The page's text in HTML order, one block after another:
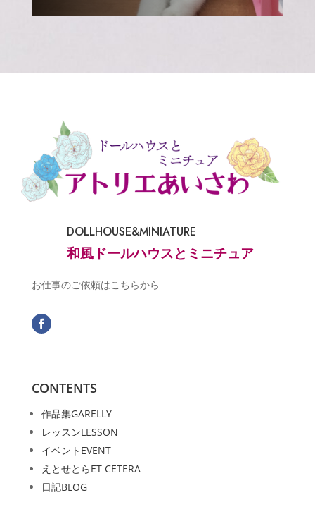
DOLLHOUSE&MINIATURE
和風ドールハウスとミニチュア
お仕事のご依頼はこちらから
CONTENTS
作品集GARELLY
レッスンLESSON
イベント EVENT
えとせとらET CETERA
日記BLOG